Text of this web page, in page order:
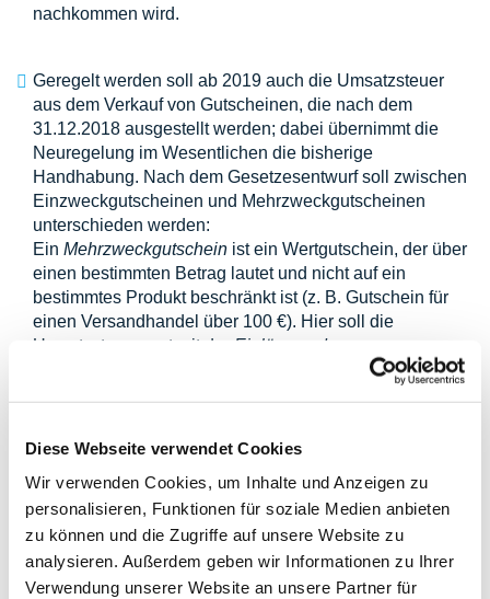
Diese Webseite verwendet Cookies
Wir verwenden Cookies, um Inhalte und Anzeigen zu
personalisieren, Funktionen für soziale Medien anbieten
zu können und die Zugriffe auf unsere Website zu
analysieren. Außerdem geben wir Informationen zu Ihrer
Verwendung unserer Website an unsere Partner für
nachkommen wird.
Geregelt werden soll ab 2019 auch die Umsatzsteuer
aus dem Verkauf von Gutscheinen, die nach dem
31.12.2018 ausgestellt werden; dabei übernimmt die
Neuregelung im Wesentlichen die bisherige
Handhabung. Nach dem Gesetzesentwurf soll zwischen
Einzweckgutscheinen und Mehrzweckgutscheinen
unterschieden werden:
Ein Mehrzweckgutschein ist ein Wertgutschein, der über
einen bestimmten Betrag lautet und nicht auf ein
bestimmtes Produkt beschränkt ist (z. B. Gutschein für
einen Versandhandel über 100 €). Hier soll die
Umsatzsteuer erst mit der
Einlösung des
ausgestellt wird (z. B. für ein Frühstücksbuffet in einem
bereits mit der Ausgabe des Gutscheins entstehen.
Entscheidend für die Unterscheidung ist somit, ob die zur
Besteuerung erforderlichen Informationen bereits bei der
Ausstellung des Gutscheins vorliegen (dann
Einzweckgutschein) oder nicht (dann